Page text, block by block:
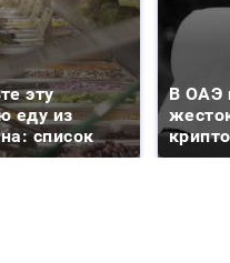
эту
еду из
список
В ОАЭ